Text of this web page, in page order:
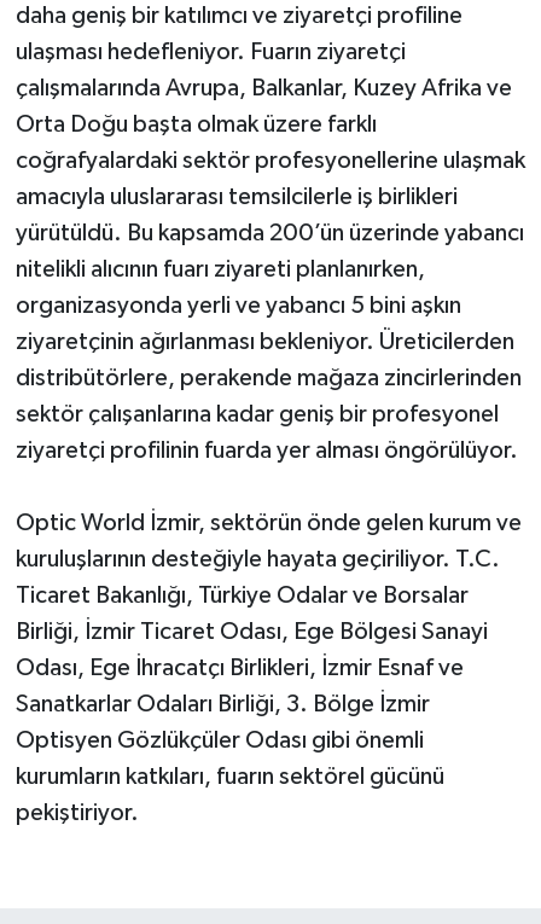
daha geniş bir katılımcı ve ziyaretçi profiline
ulaşması hedefleniyor. Fuarın ziyaretçi
çalışmalarında Avrupa, Balkanlar, Kuzey Afrika ve
Orta Doğu başta olmak üzere farklı
coğrafyalardaki sektör profesyonellerine ulaşmak
amacıyla uluslararası temsilcilerle iş birlikleri
yürütüldü. Bu kapsamda 200’ün üzerinde yabancı
nitelikli alıcının fuarı ziyareti planlanırken,
organizasyonda yerli ve yabancı 5 bini aşkın
ziyaretçinin ağırlanması bekleniyor. Üreticilerden
distribütörlere, perakende mağaza zincirlerinden
sektör çalışanlarına kadar geniş bir profesyonel
ziyaretçi profilinin fuarda yer alması öngörülüyor.
Optic World İzmir, sektörün önde gelen kurum ve
kuruluşlarının desteğiyle hayata geçiriliyor. T.C.
Ticaret Bakanlığı, Türkiye Odalar ve Borsalar
Birliği, İzmir Ticaret Odası, Ege Bölgesi Sanayi
Odası, Ege İhracatçı Birlikleri, İzmir Esnaf ve
Sanatkarlar Odaları Birliği, 3. Bölge İzmir
Optisyen Gözlükçüler Odası gibi önemli
kurumların katkıları, fuarın sektörel gücünü
pekiştiriyor.